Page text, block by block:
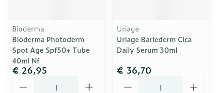
Bioderma
Bioderma Photoderm
Spot Age Spf50+ Tube
40ml Nf
€ 26,95
Uriage
Uriage Bariederm Cica
Daily Serum 30ml
€ 36,70